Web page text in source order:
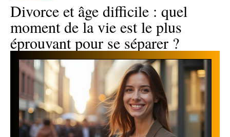
Divorce et âge difficile : quel
moment de la vie est le plus
éprouvant pour se séparer ?